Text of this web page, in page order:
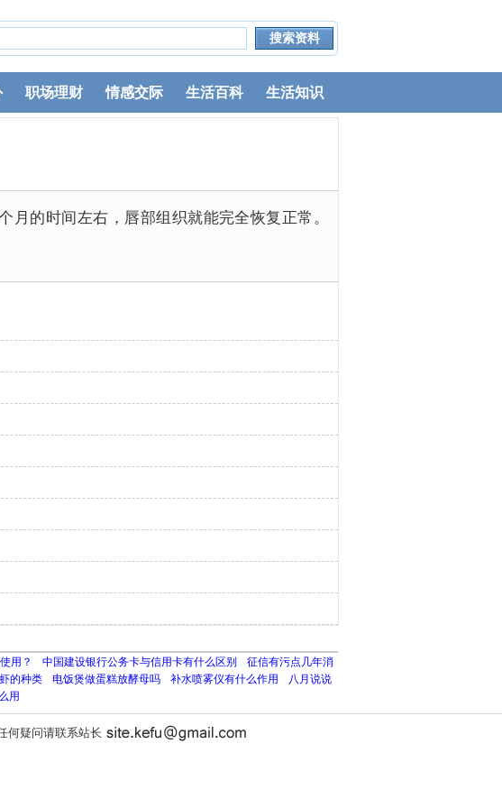
职场理财 情感交际 生活百科 生活知识
的时间左右，唇部组织就能完全恢复正常。
用？ 中国建设银行公务卡与信用卡有什么区别
征信有污点几年消
虾的种类 电饭煲做蛋糕放酵母吗 补水喷雾仪有什么作用
八月说说
用
何疑问请联系站长